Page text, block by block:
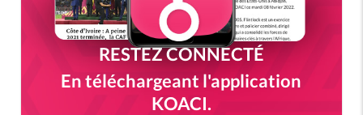
RESTEZ CONNECTÉ
En téléchargeant l'application
KOACI.